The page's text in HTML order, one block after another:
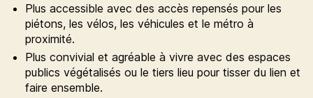
Plus accessible avec des accès repensés pour les
piétons, les vélos, les véhicules et le métro à
proximité.
Plus convivial et agréable à vivre avec des espaces
publics végétalisés ou le tiers lieu pour tisser du lien et
faire ensemble.